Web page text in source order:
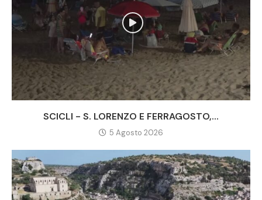
SCICLI - S. LORENZO E FERRAGOSTO,...
5 Agosto 2026